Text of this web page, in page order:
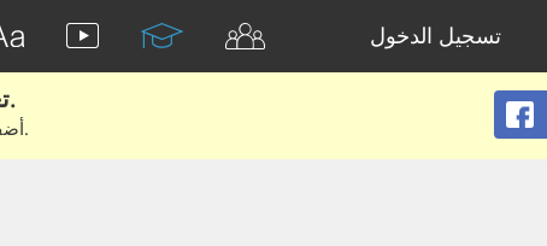
تسجيل الدخول
تعلم الإنجليزية الحقيقية من الأفلام والكتب.
أضف كلمات أو عبارات للتعلم والتدريب مع متعلمين آخرين.